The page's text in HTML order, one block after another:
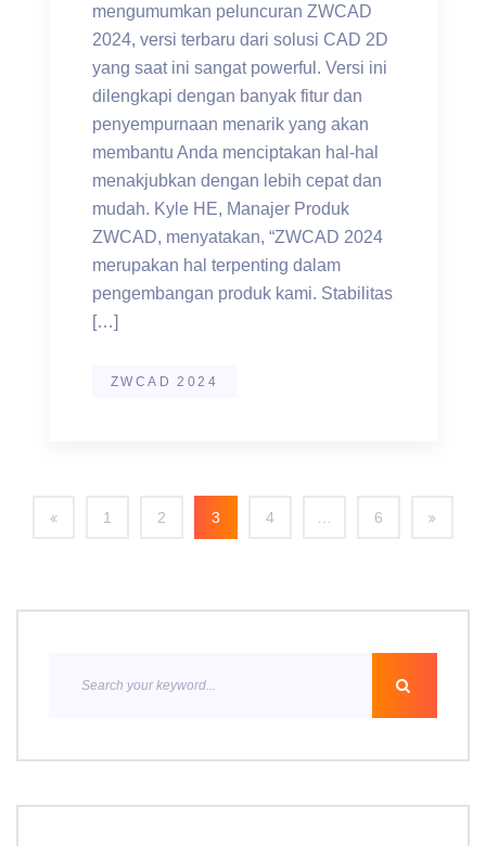
mengumumkan peluncuran ZWCAD
2024, versi terbaru dari solusi CAD 2D
yang saat ini sangat powerful. Versi ini
dilengkapi dengan banyak fitur dan
penyempurnaan menarik yang akan
membantu Anda menciptakan hal-hal
menakjubkan dengan lebih cepat dan
mudah. Kyle HE, Manajer Produk
ZWCAD, menyatakan, “ZWCAD 2024
merupakan hal terpenting dalam
pengembangan produk kami. Stabilitas
[…]
ZWCAD 2024
1 2 3 4 6